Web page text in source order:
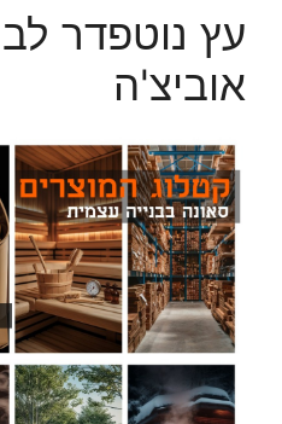
עץ נוטפדר
אוביצ'ה